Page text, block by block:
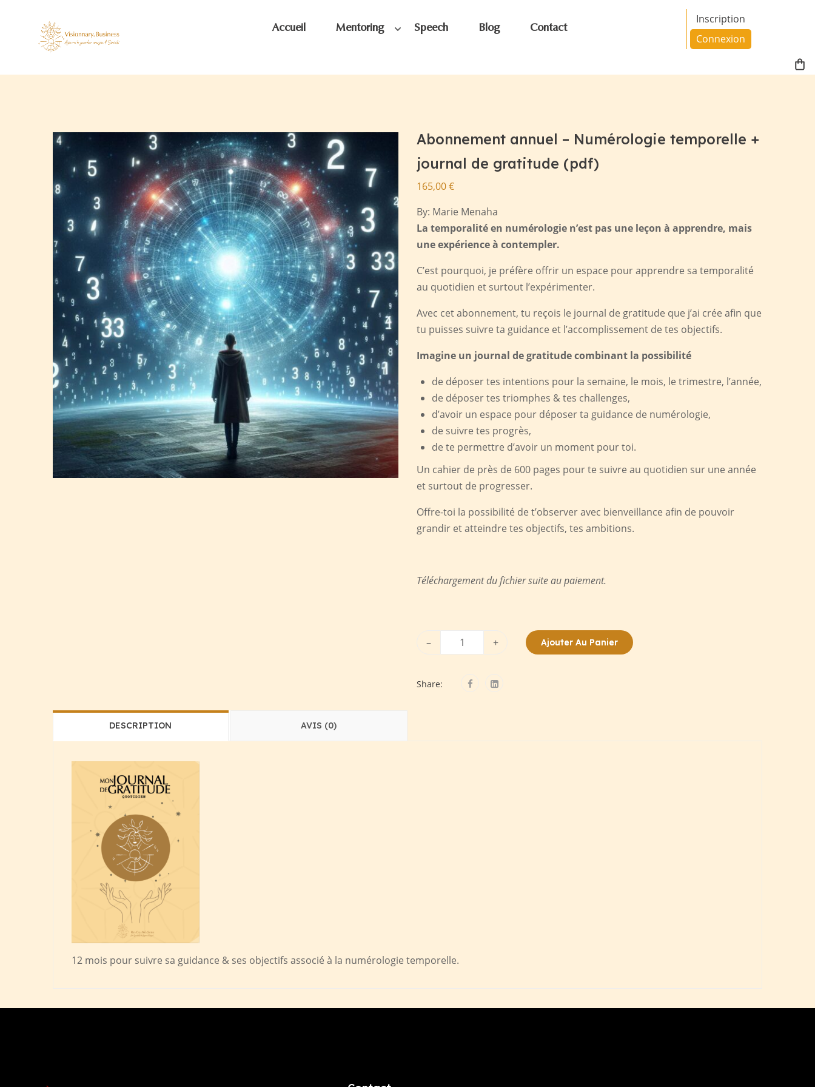
Accueil Mentoring Speech Blog Contact
Inscription
Connexion
Abonnement annuel – Numérologie temporelle +
journal de gratitude (pdf)
165,00€
By: Marie Menaha
La temporalité en numérologie n’est pas une leçon à apprendre, mais
une expérience à contempler.
C’est pourquoi, je préfère offrir un espace pour apprendre sa temporalité
au quotidien et surtout l’expérimenter.
Avec cet abonnement, tu reçois le journal de gratitude que j’ai crée afin que
tu puisses suivre ta guidance et l’accomplissement de tes objectifs.
Imagine un journal de gratitude combinant la possibilité
de déposer tes intentions pour la semaine, le mois, le trimestre, l’année,
de déposer tes triomphes & tes challenges,
d’avoir un espace pour déposer ta guidance de numérologie,
de suivre tes progrès,
de te permettre d’avoir un moment pour toi.
Un cahier de près de 600 pages pour te suivre au quotidien sur une année
et surtout de progresser.
Offre-toi la possibilité de t’observer avec bienveillance afin de pouvoir
grandir et atteindre tes objectifs, tes ambitions.
Téléchargement du fichier suite au paiement.
– + Ajouter Au Panier
Share:
DESCRIPTION AVIS (0)
12 mois pour suivre sa guidance & ses objectifs associé à la numérologie temporelle.